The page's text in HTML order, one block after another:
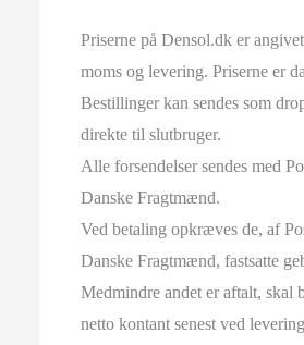
Priserne på Densol.dk er
moms og levering. Priserne er
Bestillinger kan sendes som
direkte til slutbruger.
Alle forsendelser sendes med
Danske Fragtmænd.
Ved betaling opkræves de, af
Danske Fragtmænd, fastsatte
Medmindre andet er aftalt, skal
netto kontant senest ved